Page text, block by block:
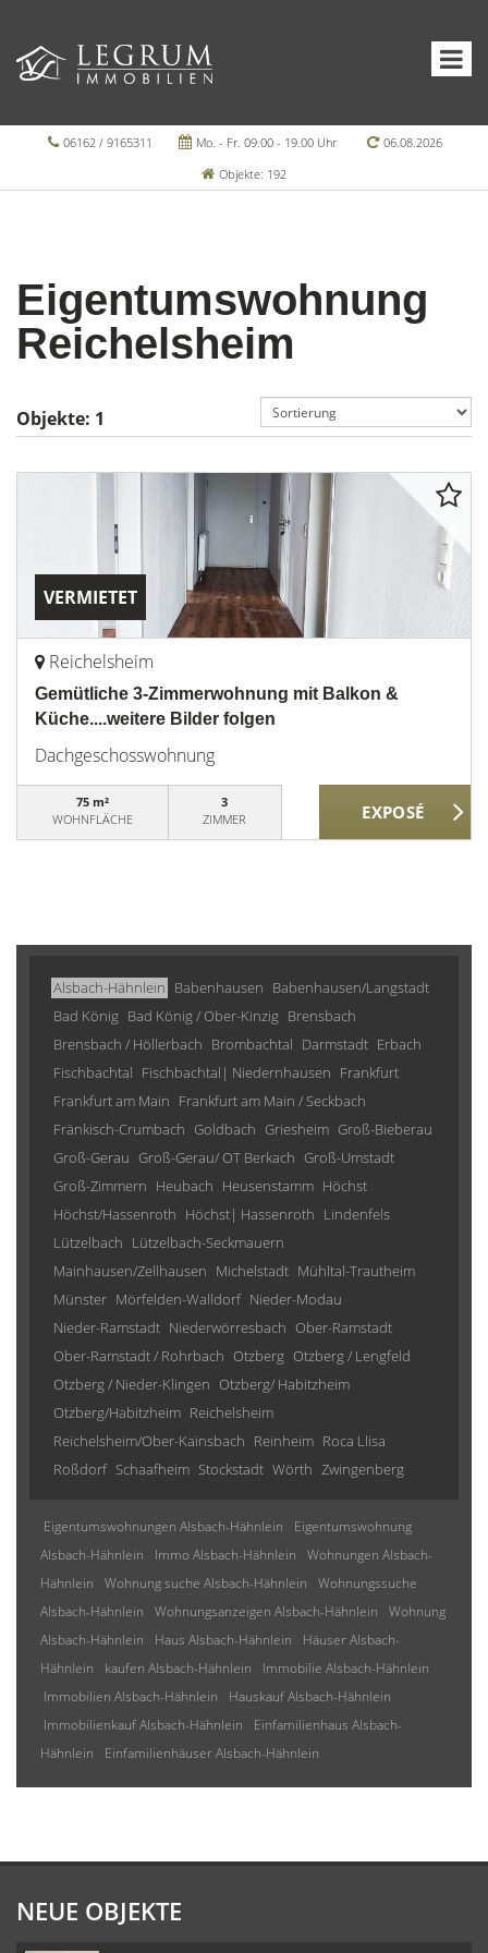
06162 / 9165311 Mo. - Fr. 09.00 - 19.00 Uhr
06.08.2026
Objekte: 192
Eigentumswohnung
Reichelsheim
Objekte: 1
VERMIETET
Reichelsheim
Gemütliche 3-Zimmerwohnung mit Balkon &
Küche....weitere Bilder folgen
Dachgeschosswohnung
75 m²
WOHNFLÄCHE
3
ZIMMER
Alsbach-Hähnlein Babenhausen Babenhausen/Langstadt
Bad König Bad König / Ober-Kinzig Brensbach
Brensbach / Höllerbach Brombachtal Darmstadt Erbach
Fischbachtal Fischbachtal| Niedernhausen Frankfurt
Frankfurt am Main Frankfurt am Main / Seckbach
Fränkisch-Crumbach Goldbach Griesheim Groß-Bieberau
Groß-Gerau Groß-Gerau/ OT Berkach Groß-Umstadt
Groß-Zimmern Heubach Heusenstamm Höchst
Höchst/Hassenroth Höchst| Hassenroth Lindenfels
Lützelbach Lützelbach-Seckmauern
Mainhausen/Zellhausen Michelstadt Mühltal-Trautheim
Münster Mörfelden-Walldorf Nieder-Modau
Nieder-Ramstadt Niederwörresbach Ober-Ramstadt
Ober-Ramstadt / Rohrbach Otzberg Otzberg / Lengfeld
Otzberg / Nieder-Klingen Otzberg/ Habitzheim
Otzberg/Habitzheim Reichelsheim
Reichelsheim/Ober-Kainsbach Reinheim Roca Llisa
Roßdorf Schaafheim Stockstadt Wörth Zwingenberg
Eigentumswohnungen Alsbach-Hähnlein
Eigentumswohnung
Alsbach-Hähnlein
Immo Alsbach-Hähnlein
Wohnungen Alsbach-
Hähnlein
Wohnung suche Alsbach-Hähnlein
Wohnungssuche
Alsbach-Hähnlein
Wohnungsanzeigen Alsbach-Hähnlein
Wohnung
Alsbach-Hähnlein
Haus Alsbach-Hähnlein
Häuser Alsbach-
Hähnlein
kaufen Alsbach-Hähnlein
Immobilie Alsbach-Hähnlein
Immobilien Alsbach-Hähnlein
Hauskauf Alsbach-Hähnlein
Immobilienkauf Alsbach-Hähnlein
Einfamilienhaus Alsbach-
Hähnlein
Einfamilienhäuser Alsbach-Hähnlein
NEUE OBJEKTE